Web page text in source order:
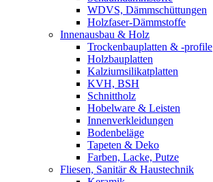
WDVS, Dämmschüttungen
Holzfaser-Dämmstoffe
Innenausbau & Holz
Trockenbauplatten & -profile
Holzbauplatten
Kalziumsilikatplatten
KVH, BSH
Schnittholz
Hobelware & Leisten
Innenverkleidungen
Bodenbeläge
Tapeten & Deko
Farben, Lacke, Putze
Fliesen, Sanitär & Haustechnik